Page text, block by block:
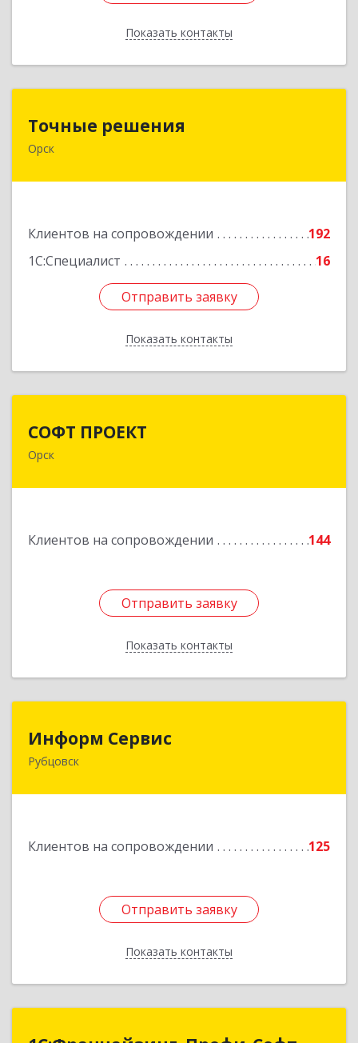
Показать контакты
Назад
Точные решения
Орск
Клиентов на сопровождении
192
1С:Специалист
16
Отправить заявку
Показать контакты
Подробнее
Отправить заявку
Назад
СОФТ ПРОЕКТ
Орск
Клиентов на сопровождении 144
Отправить заявку
Показать контакты
Отправить заявку
Назад
Информ Сервис
Рубцовск
Клиентов на сопровождении 125
Отправить заявку
Показать контакты
658204, Алтайский край, Рубцовск г, Алтайская
Отправить заявку
Назад
1С:Франчайзинг. Профи-Софт